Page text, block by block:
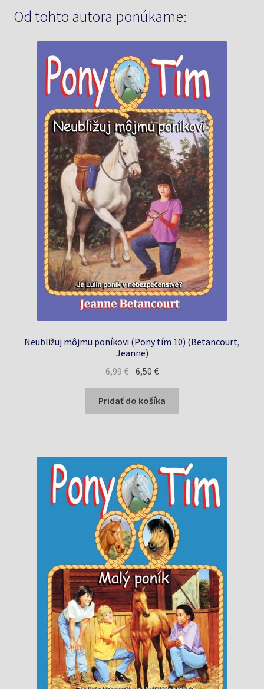
Od tohto autora ponúkame:
Neubližuj môjmu poníkovi (Pony tím 10) (Betancourt,
Jeanne)
6,99€ Pôvodná
bola:
6,99 €.
6,50€Aktuálna
je:
6,50 €.
Pridať do košíka